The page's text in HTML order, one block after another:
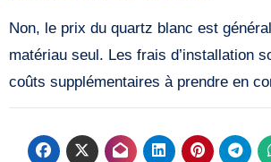
Non, le prix du quartz blanc est
matériau seul. Les frais d’installation
coûts supplémentaires à prendre en